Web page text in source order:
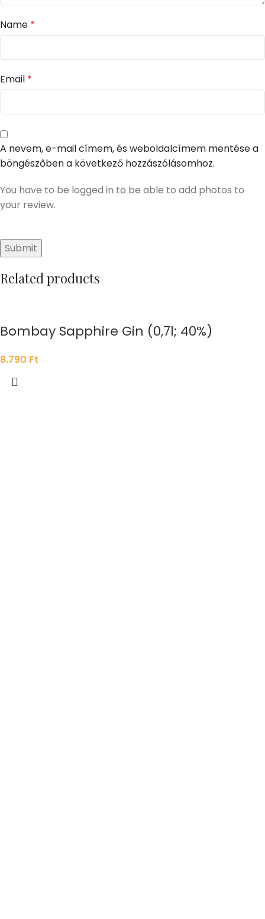
Name *
Email *
A nevem, e-mail címem, és weboldalcímem mentése a
böngészőben a következő hozzászólásomhoz.
You have to be logged in to be able to add photos to
your review.
Related products
Bombay Sapphire Gin (0,7l; 40%)
8.790 Ft